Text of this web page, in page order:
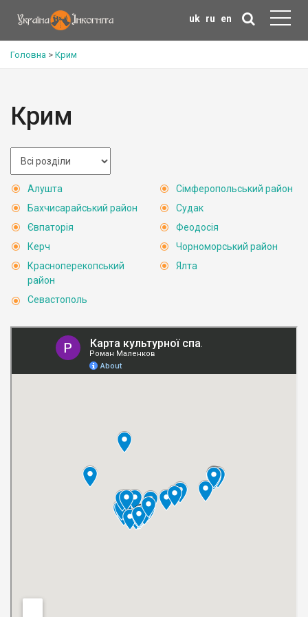
uk ru en
Головна > Крим
Крим
Алушта
Бахчисарайський район
Євпаторія
Керч
Красноперекопський
район
Севастополь
Сімферопольський район
Судак
Феодосія
Чорноморський район
Ялта